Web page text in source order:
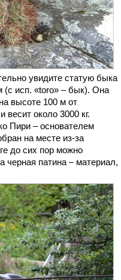
увидите статую быка
(с исп. «toro» – бык). Она
высоте 100 м от
весит около 3000 кг.
Пири – основателем
на месте из-за
до сих пор можно
черная патина – материал,